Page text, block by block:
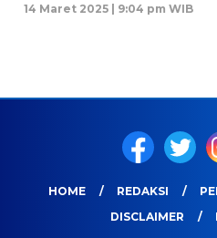
14 Maret 2025 | 9:04 pm WIB
HOME REDAKSI
DISCLAIMER